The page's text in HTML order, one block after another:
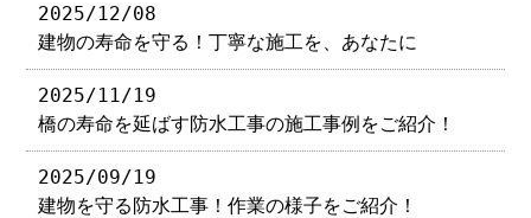
2025/12/08
建物の寿命を守る！丁寧な施工を、あなたに
2025/11/19
橋の寿命を延ばす防水工事の施工事例をご紹介！
2025/09/19
建物を守る防水工事！作業の様子をご紹介！